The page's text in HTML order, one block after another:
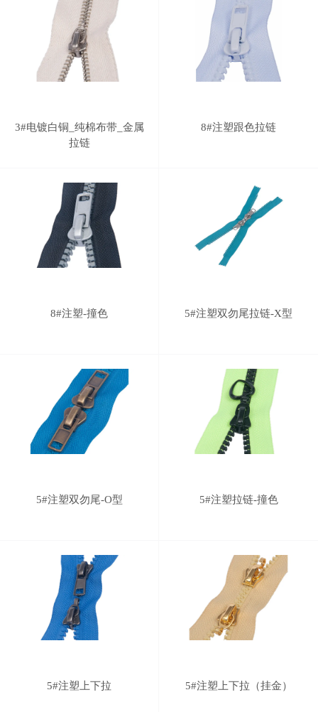
3#电镀白铜_纯棉布带_金属
拉链
8#注塑跟色拉链
8#注塑-撞色 5#注塑双勿尾拉链-X型
5#注塑双勿尾-O型 5#注塑拉链-撞色
5#注塑上下拉 5#注塑上下拉（挂金）